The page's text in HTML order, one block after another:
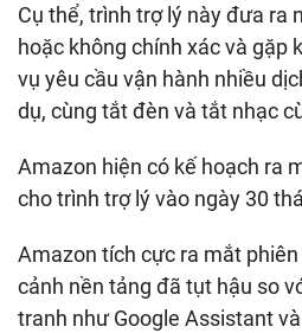
Cụ thể, trình trợ lý này đưa ra
hoặc không chính xác và gặp
vụ yêu cầu vận hành nhiều
dụ, cùng tắt đèn và tắt nhạc
Amazon hiện có kế hoạch ra
cho trình trợ lý vào ngày 30
Amazon tích cực ra mắt
cảnh nền tảng đã tụt hậu so
tranh như Google Assistant